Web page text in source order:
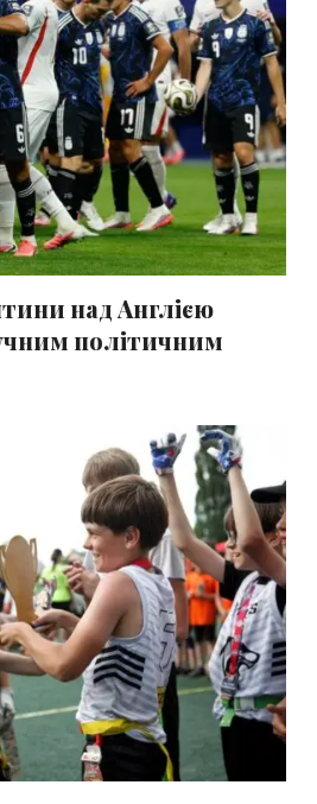
над Англією
політичним